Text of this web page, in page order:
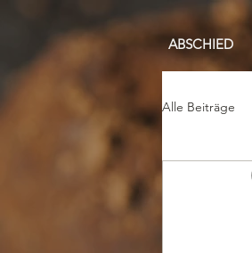
Alle Beiträge
ABSCHIED